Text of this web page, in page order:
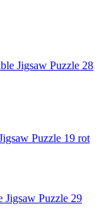
Jigsaw Puzzle 28
Puzzle 19 rot
Jigsaw Puzzle 29